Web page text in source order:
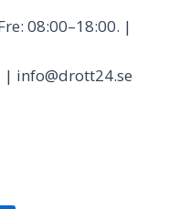
08:00–18:00. |
| info@drott24.se